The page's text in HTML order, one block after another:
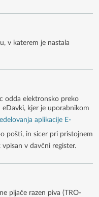
v katerem je nastala
odda elektronsko preko
eDavki, kjer je uporabnikom
aplikacije E-
pošti, in sicer pri pristojnem
v davčni register.
pijače razen piva (TRO-